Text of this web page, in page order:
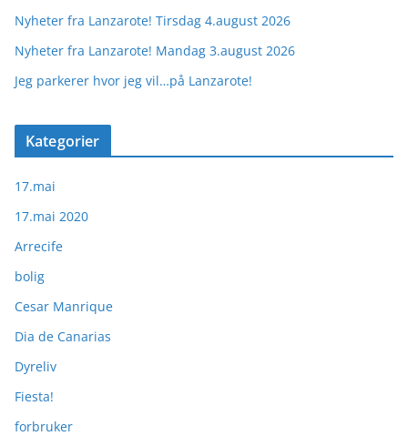
Nyheter fra Lanzarote! Tirsdag 4.august 2026
Nyheter fra Lanzarote! Mandag 3.august 2026
Jeg parkerer hvor jeg vil…på Lanzarote!
Kategorier
17.mai
17.mai 2020
Arrecife
bolig
Cesar Manrique
Dia de Canarias
Dyreliv
Fiesta!
forbruker